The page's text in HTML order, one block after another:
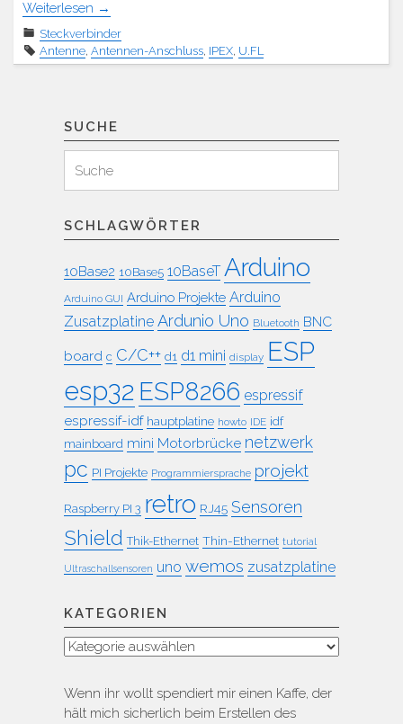
Weiterlesen →
Steckverbinder
Antenne, Antennen-Anschluss, IPEX, U.FL
SUCHE
für:
Suchen
SCHLAGWÖRTER
10Base2 10Base5 10BaseT Arduino
Arduino GUI Arduino Projekte Arduino
Zusatzplatine Ardunio Uno Bluetooth BNC
board c C/C++ d1 d1 mini display ESP
esp32 ESP8266 espressif
espressif-idf hauptplatine howto IDE idf
mainboard mini Motorbrücke netzwerk
pc PI Projekte Programmiersprache projekt
Raspberry PI 3 retro RJ45 Sensoren
Shield Thik-Ethernet Thin-Ethernet tutorial
Ultraschallsensoren uno wemos zusatzplatine
KATEGORIEN
Kategorien
Wenn ihr wollt spendiert mir einen Kaffe, der
hält mich sicherlich beim Erstellen des